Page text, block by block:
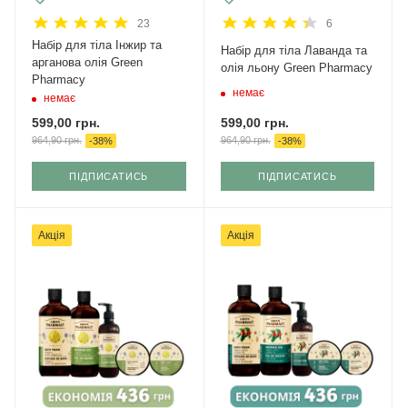
23
Набір для тіла Інжир та
арганова олія Green
Pharmacy
немає
599,00 грн.
964,90грн. -38%
ПІДПИСАТИСЬ
6
Набір для тіла Лаванда та
олія льону Green Pharmacy
немає
599,00грн.
964,90грн. -38%
ПІДПИСАТИСЬ
Акція Акція